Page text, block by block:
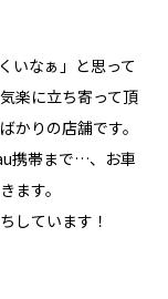
いなぁ」と思って
楽に立ち寄って頂
かりの店舗です。
携帯まで…、お車
ます。
しています！